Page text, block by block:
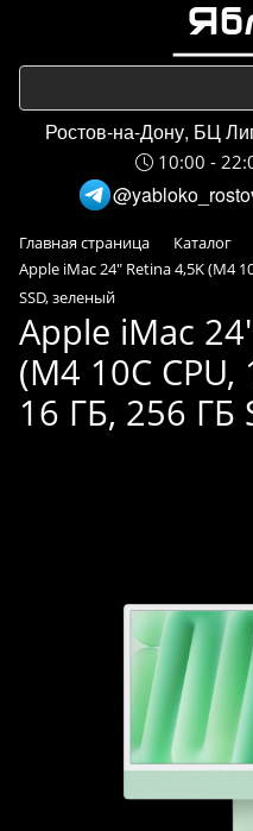
Ростов-на-Дону, БЦ
10:00 -
Главная страница Каталог
Apple iMac 24" Retina 4,5K (M4
SSD, зеленый
Apple iMac
(M4 10C CPU,
16 ГБ, 256 ГБ